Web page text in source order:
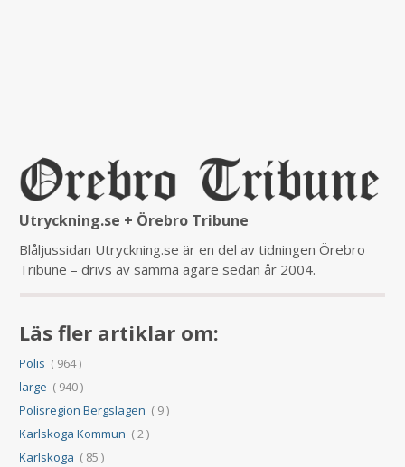
Utryckning.se + Örebro Tribune
Blåljussidan Utryckning.se är en del av tidningen Örebro
Tribune – drivs av samma ägare sedan år 2004.
Läs fler artiklar om:
Polis ( 964 )
large ( 940 )
Polisregion Bergslagen ( 9 )
Karlskoga Kommun ( 2 )
Karlskoga ( 85 )